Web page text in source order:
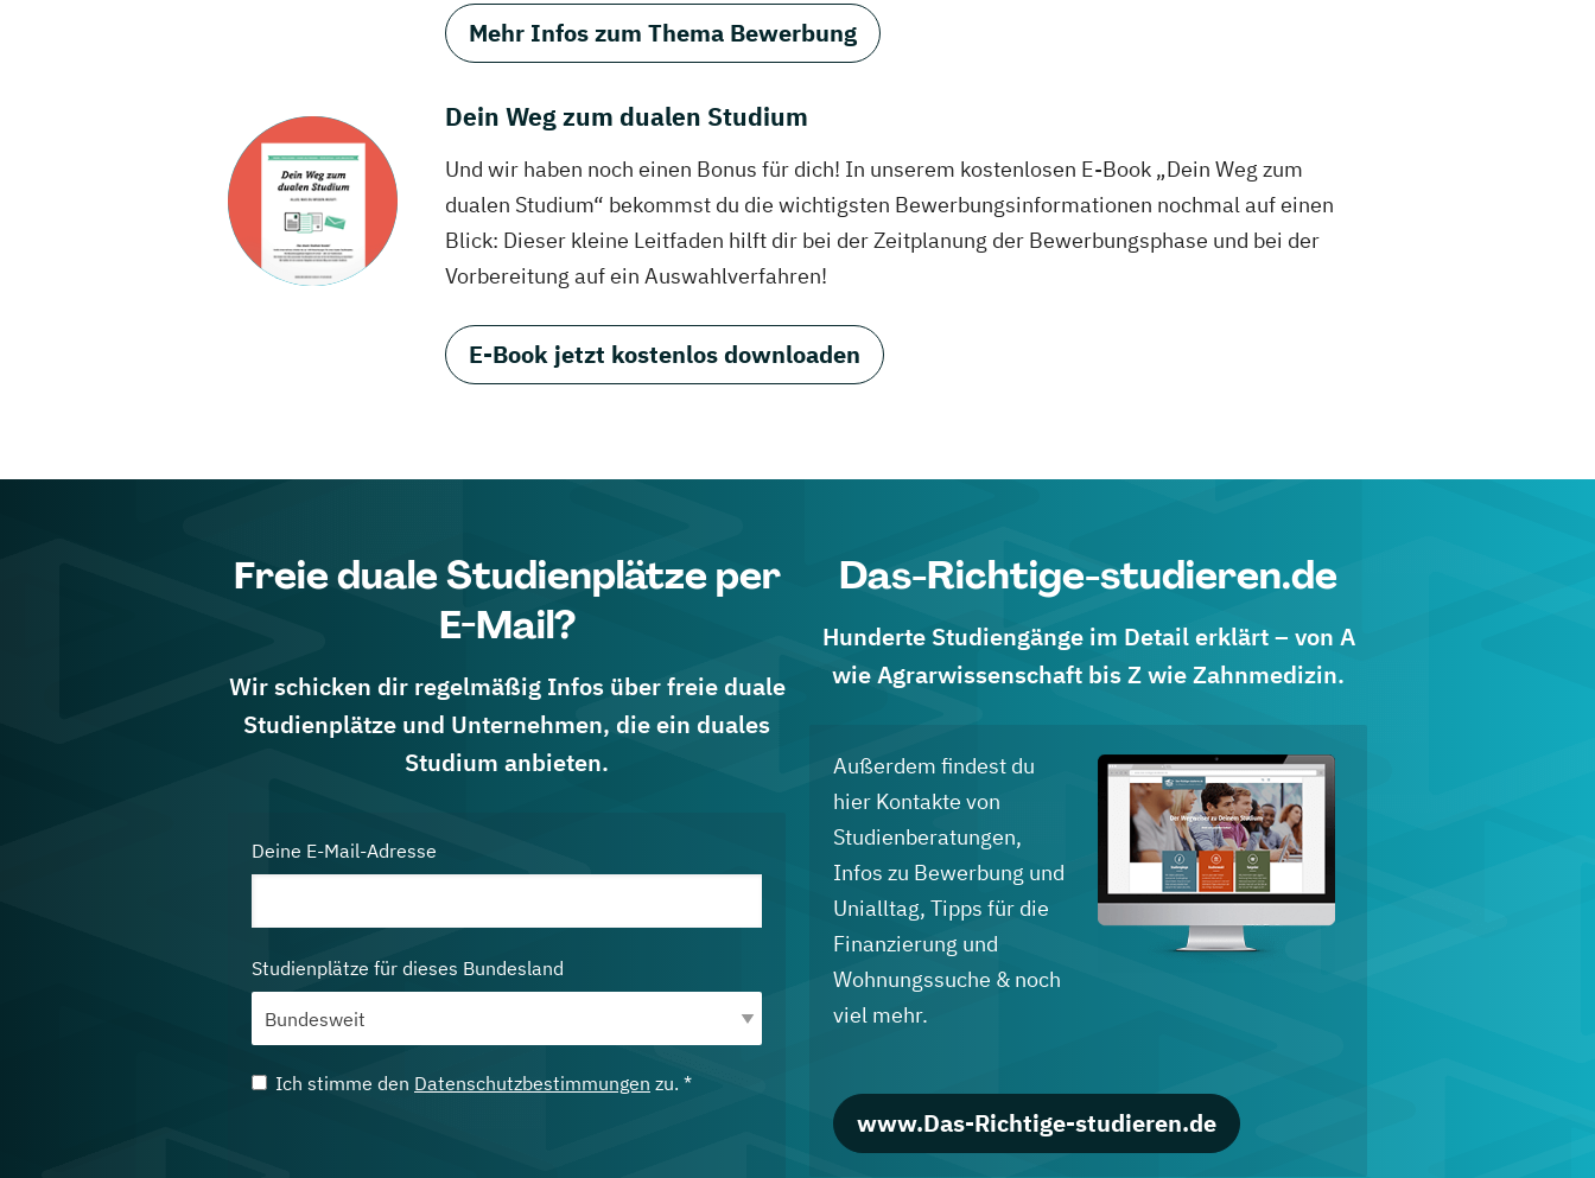
Mehr Infos zum Thema Bewerbung
Dein Weg zum dualen Studium
Und wir haben noch einen Bonus für dich! In unserem kostenlosen E-Book „Dein Weg zum
dualen Studium“ bekommst du die wichtigsten Bewerbungsinformationen nochmal auf einen
Blick: Dieser kleine Leitfaden hilft dir bei der Zeitplanung der Bewerbungsphase und bei der
Vorbereitung auf ein Auswahlverfahren!
E-Book jetzt kostenlos downloaden
Freie duale Studienplätze per
E-Mail?
Wir schicken dir regelmäßig Infos über freie duale
Studienplätze und Unternehmen, die ein duales
Studium anbieten.
Deine E-Mail-Adresse
Studienplätze für dieses Bundesland
Ich stimme den Datenschutzbestimmungen zu. *
Das-Richtige-studieren.de
Hunderte Studiengänge im Detail erklärt – von A
wie Agrarwissenschaft bis Z wie Zahnmedizin.
Außerdem findest du
hier Kontakte von
Studienberatungen,
Infos zu Bewerbung und
Unialltag, Tipps für die
Finanzierung und
Wohnungssuche & noch
viel mehr.
www.Das-Richtige-studieren.de